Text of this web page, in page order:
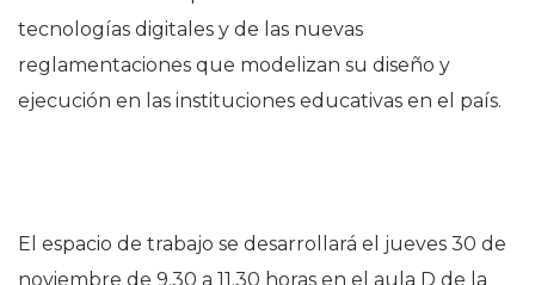
tecnologías digitales y de las nuevas
reglamentaciones que modelizan su diseño y
ejecución en las instituciones educativas en el país.
El espacio de trabajo se desarrollará el jueves 30 de
noviembre de 9.30 a 11.30 horas en el aula D de la